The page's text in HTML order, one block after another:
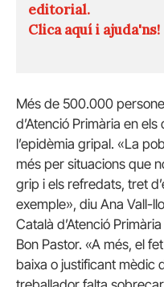
editorial.
Clica aquí i ajuda'ns!
Més de 500.000
d’Atenció Primària en
l’epidèmia gripal. «La
més per situacions que
grip i els refredats, tret
exemple», diu Ana Vall-
Català d’Atenció
Bon Pastor. «A més, el
baixa o justificant mèdic